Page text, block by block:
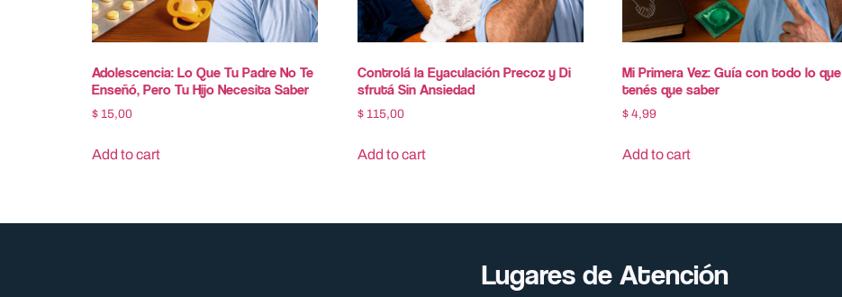
Adolescencia: Lo Que Tu Padre No Te
Enseñó, Pero Tu Hijo Necesita Saber
$ 15,00
Add to cart
Controlá la Ey​aculación P​recoz y Di​
sfrutá Sin Ansiedad
$115,00
Add to cart
Mi Primera Vez: Guía con todo lo que
tenés que saber
$ 4,99
Add to cart
Lugares de Atención​